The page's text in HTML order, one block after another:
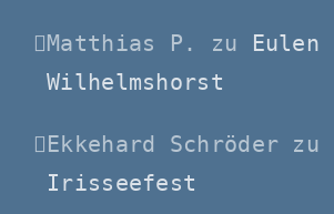
Matthias P. zu
Eulen
Wilhelmshorst
Ekkehard Schröder zu
Irisseefest